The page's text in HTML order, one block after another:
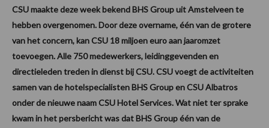
CSU maakte deze week bekend BHS Group uit Amstelveen te
hebben overgenomen. Door deze overname, één van de grotere
van het concern, kan CSU 18 miljoen euro aan jaaromzet
toevoegen. Alle 750 medewerkers, leidinggevenden en
directieleden treden in dienst bij CSU. CSU voegt de activiteiten
samen van de hotelspecialisten BHS Group en CSU Albatros
onder de nieuwe naam CSU Hotel Services. Wat niet ter sprake
kwam in het persbericht was dat BHS Group één van de